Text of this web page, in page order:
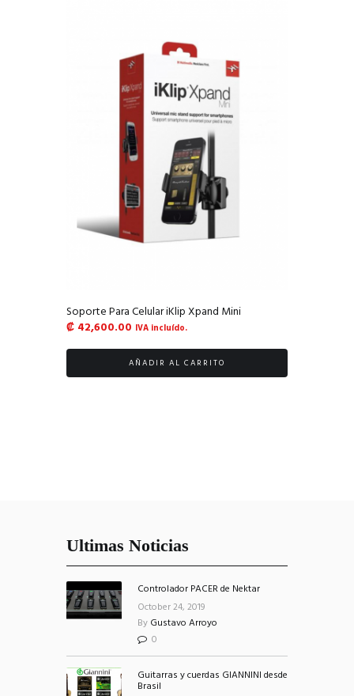
Soporte Para Celular iKlip Xpand Mini
₡ 42,600.00 IVA incluído.
AÑADIR AL CARRITO
Ultimas Noticias
Controlador PACER de Nektar
October 24, 2019
By Gustavo Arroyo
0
Guitarras y cuerdas GIANNINI desde
Brasil